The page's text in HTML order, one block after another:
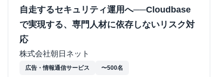
自走するセキュリティ運用へ──Cloudbase
で実現する、専門人材に依存しないリスク対
応
株式会社朝日ネット
広告・情報通信サービス 〜500名